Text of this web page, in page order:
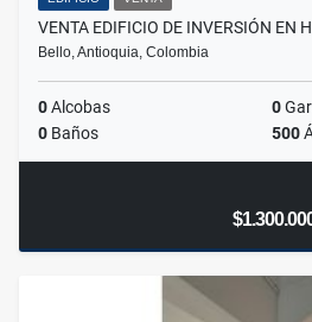
VENTA EDIFICIO DE INVERSIÓN EN
Bello, Antioquia, Colombia
0Alcobas 0
0 Baños 500